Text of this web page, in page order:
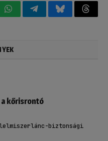
WhatsAppTelegramBluesky
a kőrisrontó
biztonsági